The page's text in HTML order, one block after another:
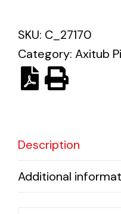
Solar lighting
Variety of solar
SKU: C_27170
Category: Axitub
Description
Additional